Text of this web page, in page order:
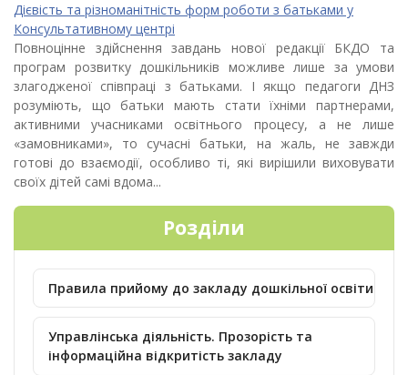
Дієвість та різноманітність форм роботи з батьками у
Консультативному центрі
Повноцінне здійснення завдань нової редакції БКДО та
програм розвитку дошкільників можливе лише за умови
злагодженої співпраці з батьками. І якщо педагоги ДНЗ
розуміють, що батьки мають стати їхніми партнерами,
активними учасниками освітнього процесу, а не лише
«замовниками», то сучасні батьки, на жаль, не завжди
готові до взаємодії, особливо ті, які вирішили виховувати
своїх дітей самі вдома...
Розділи
Правила прийому до закладу дошкільної освіти
Управлінська діяльність. Прозорість та
інформаційна відкритість закладу